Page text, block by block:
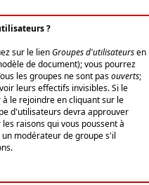
?
sur le lienGroupes d'utilisateursen
de document); vous pourrez
les groupes ne sont pasouverts;
leurs effectifs invisibles. Si le
le rejoindre en cliquant sur le
d'utilisateurs devra approuver
raisons qui vous poussent à
modérateur de groupe s'il